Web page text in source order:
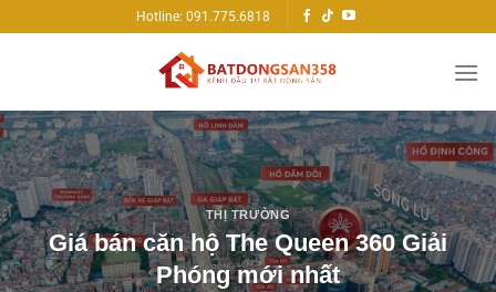
qua
Hotline: 091.775.6818
THỊ TRƯỜNG
Giá bán căn hộ The Queen 360 Giải
Phóng mới nhất